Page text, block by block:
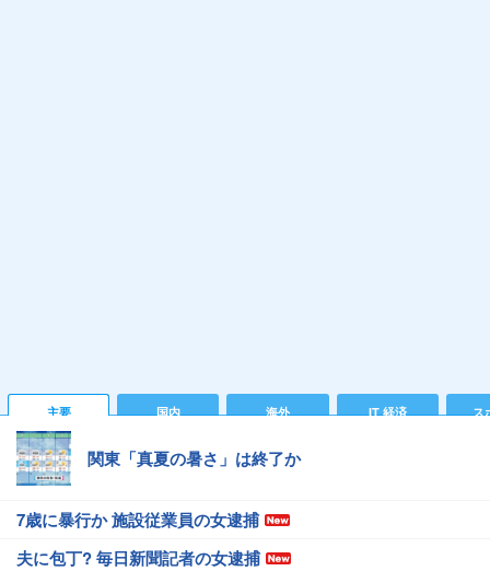
主要 国内 海外 IT 経済 ス
関東「真夏の暑さ」は終了か
7歳に暴行か 施設従業員の女逮捕
夫に包丁? 毎日新聞記者の女逮捕